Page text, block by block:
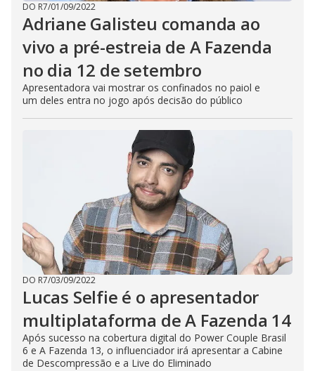
DO R7/01/09/2022
Adriane Galisteu comanda ao
vivo a pré-estreia de A Fazenda
no dia 12 de setembro
Apresentadora vai mostrar os confinados no paiol e
um deles entra no jogo após decisão do público
DO R7/03/09/2022
Lucas Selfie é o apresentador
multiplataforma de A Fazenda 14
Após sucesso na cobertura digital do Power Couple Brasil
6 e A Fazenda 13, o influenciador irá apresentar a Cabine
de Descompressão e a Live do Eliminado